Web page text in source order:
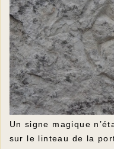
Un signe magique
sur le linteau de la